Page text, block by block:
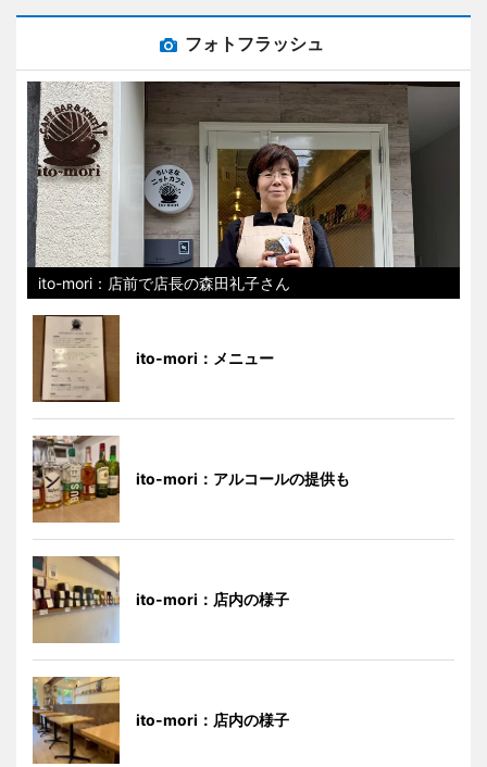
フォトフラッシュ
ito-mori：店前で店長の森田礼子さん
ito-mori：メニュー
ito-mori：アルコールの提供も
ito-mori：店内の様子
ito-mori：店内の様子